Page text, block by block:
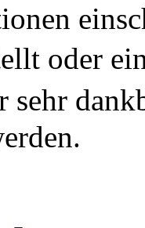
oder
sehr